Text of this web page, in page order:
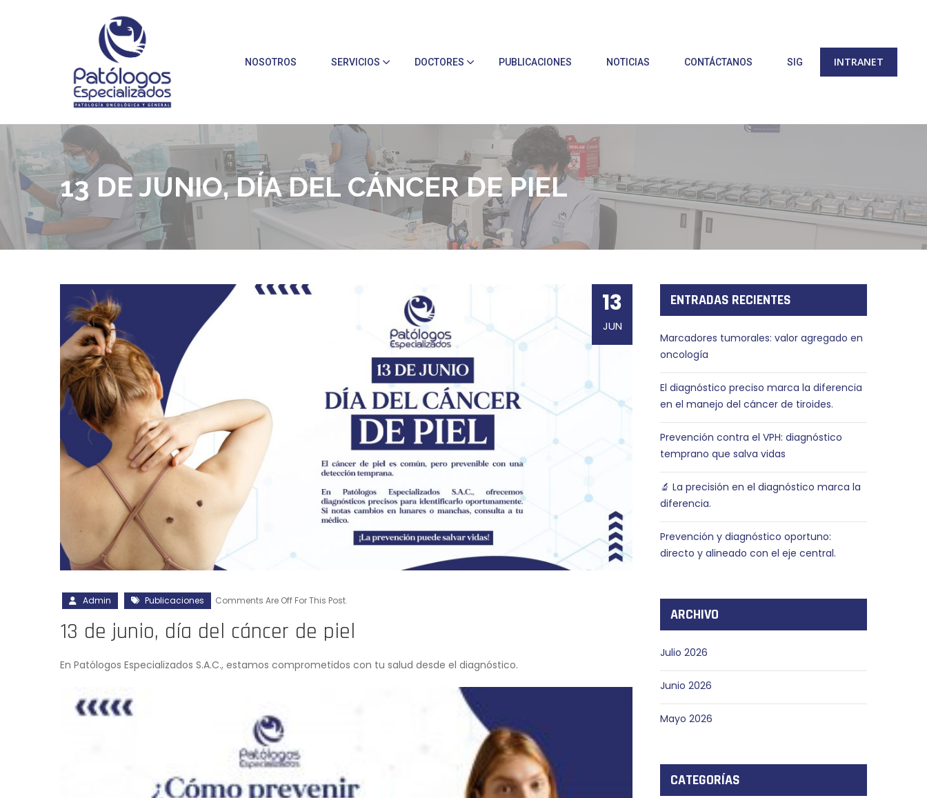
NOSOTROS SERVICIOS DOCTORES PUBLICACIONES NOTICIAS CONTÁCTANOS SIG INTRANET
13 DE JUNIO, DÍA DEL CÁNCER DE PIEL
13
JUN
Admin Publicaciones Comments Are Off For This Post.
13 de junio, día del cáncer de piel
En Patólogos Especializados S.A.C., estamos comprometidos con tu salud desde el diagnóstico.
ENTRADAS RECIENTES
Marcadores tumorales: valor agregado en
oncología
El diagnóstico preciso marca la diferencia
en el manejo del cáncer de tiroides.
Prevención contra el VPH: diagnóstico
temprano que salva vidas
🔬 La precisión en el diagnóstico marca la
diferencia.
Prevención y diagnóstico oportuno:
directo y alineado con el eje central.
ARCHIVO
Julio 2026
Junio 2026
Mayo 2026
CATEGORÍAS